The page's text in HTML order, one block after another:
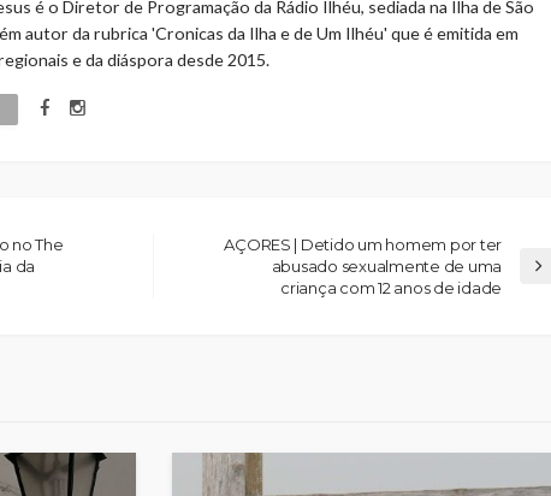
é o Diretor de Programação da Rádio Ilhéu, sediada na Ilha de São
autor da rubrica 'Cronicas da Ilha e de Um Ilhéu' que é emitida em
e da diáspora desde 2015.
no The
da
AÇORES | Detido um homem por ter
abusado sexualmente de uma
criança com 12 anos de idade